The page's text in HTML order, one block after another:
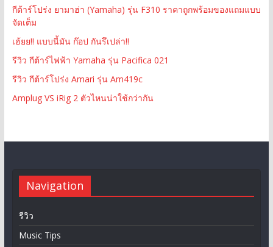
กีต้าร์โปร่ง ยามาฮ่า (Yamaha) รุ่น F310 ราคาถูกพร้อมของแถมแบบ
จัดเต็ม
เฮ้ยย!! แบบนี้มัน ก๊อป กันรึเปล่า!!
รีวิว กีต้าร์ไฟฟ้า Yamaha รุ่น Pacifica 021
รีวิว กีต้าร์โปร่ง Amari รุ่น Am419c
Amplug VS iRig 2 ตัวไหนน่าใช้กว่ากัน
Navigation
รีวิว
Music Tips